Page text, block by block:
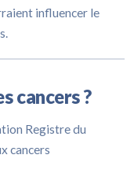
influencer le
cancers ?
Registre du
cancers